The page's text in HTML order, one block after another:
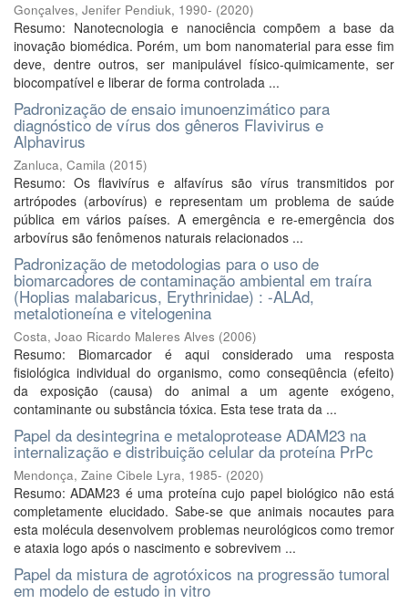
Gonçalves, Jenifer Pendiuk, 1990- (2020)
Resumo: Nanotecnologia e nanociência compõem a base da
inovação biomédica. Porém, um bom nanomaterial para esse fim
deve, dentre outros, ser manipulável físico-quimicamente, ser
biocompatível e liberar de forma controlada ...
Padronização de ensaio imunoenzimático para
diagnóstico de vírus dos gêneros Flavivirus e
Alphavirus
Zanluca, Camila (2015)
Resumo: Os flavivírus e alfavírus são vírus transmitidos por
artrópodes (arbovírus) e representam um problema de saúde
pública em vários países. A emergência e re-emergência dos
arbovírus são fenômenos naturais relacionados ...
Padronização de metodologias para o uso de
biomarcadores de contaminação ambiental em traíra
(Hoplias malabaricus, Erythrinidae) : -ALAd,
metalotioneína e vitelogenina
Costa, Joao Ricardo Maleres Alves (2006)
Resumo: Biomarcador é aqui considerado uma resposta
fisiológica individual do organismo, como conseqüência (efeito)
da exposição (causa) do animal a um agente exógeno,
contaminante ou substância tóxica. Esta tese trata da ...
Papel da desintegrina e metaloprotease ADAM23 na
internalização e distribuição celular da proteína PrPc
Mendonça, Zaine Cibele Lyra, 1985- (2020)
Resumo: ADAM23 é uma proteína cujo papel biológico não está
completamente elucidado. Sabe-se que animais nocautes para
esta molécula desenvolvem problemas neurológicos como tremor
e ataxia logo após o nascimento e sobrevivem ...
Papel da mistura de agrotóxicos na progressão tumoral
em modelo de estudo in vitro